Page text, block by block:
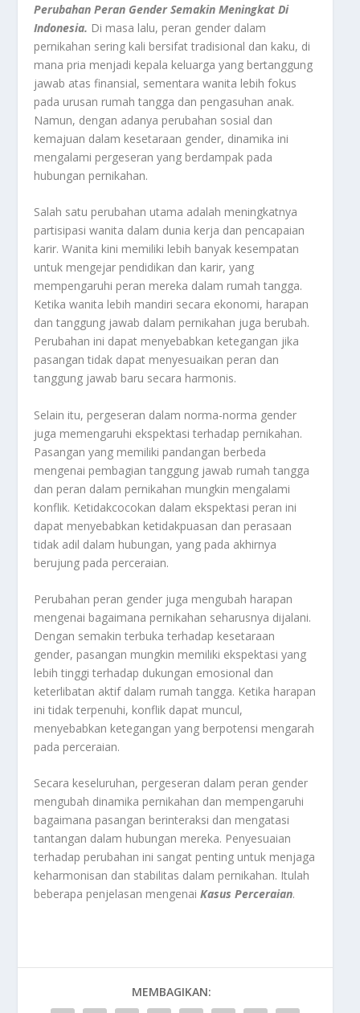
Perubahan Peran Gender Semakin MeningkatDi
Indonesia. Di masa lalu, peran gender dalam
pernikahan sering kali bersifat tradisional dan kaku, di
mana pria menjadi kepala keluarga yang bertanggung
jawab atas finansial, sementara wanita lebih fokus
pada urusan rumah tangga dan pengasuhan anak.
Namun, dengan adanya perubahan sosial dan
kemajuan dalam kesetaraan gender, dinamika ini
mengalami pergeseran yang berdampak pada
hubungan pernikahan.
Salah satu perubahan utama adalah meningkatnya
partisipasi wanita dalam dunia kerja dan pencapaian
karir. Wanita kini memiliki lebih banyak kesempatan
untuk mengejar pendidikan dan karir, yang
mempengaruhi peran mereka dalam rumah tangga.
Ketika wanita lebih mandiri secara ekonomi, harapan
dan tanggung jawab dalam pernikahan juga berubah.
Perubahan ini dapat menyebabkan ketegangan jika
pasangan tidak dapat menyesuaikan peran dan
tanggung jawab baru secara harmonis.
Selain itu, pergeseran dalam norma-norma gender
juga memengaruhi ekspektasi terhadap pernikahan.
Pasangan yang memiliki pandangan berbeda
mengenai pembagian tanggung jawab rumah tangga
dan peran dalam pernikahan mungkin mengalami
konflik. Ketidakcocokan dalam ekspektasi peran ini
dapat menyebabkan ketidakpuasan dan perasaan
tidak adil dalam hubungan, yang pada akhirnya
berujung pada perceraian.
Perubahan peran gender juga mengubah harapan
mengenai bagaimana pernikahan seharusnya dijalani.
Dengan semakin terbuka terhadap kesetaraan
gender, pasangan mungkin memiliki ekspektasi yang
lebih tinggi terhadap dukungan emosional dan
keterlibatan aktif dalam rumah tangga. Ketika harapan
ini tidak terpenuhi, konflik dapat muncul,
menyebabkan ketegangan yang berpotensi mengarah
pada perceraian.
Secara keseluruhan, pergeseran dalam peran gender
mengubah dinamika pernikahan dan mempengaruhi
bagaimana pasangan berinteraksi dan mengatasi
tantangan dalam hubungan mereka. Penyesuaian
terhadap perubahan ini sangat penting untuk menjaga
keharmonisan dan stabilitas dalam pernikahan. Itulah
beberapa penjelasan mengenaiKasus Perceraian.
MEMBAGIKAN: